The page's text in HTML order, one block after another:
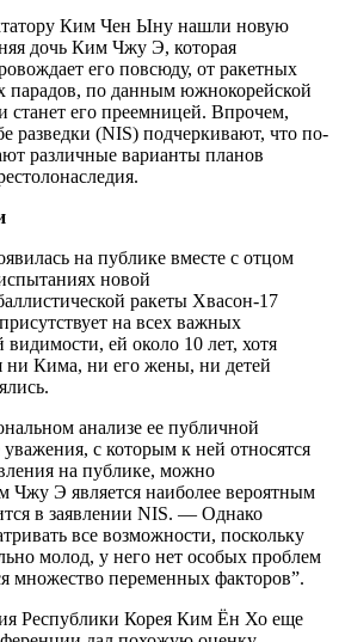
Ким Чен Ыну нашли новую
дочь Ким Чжу Э, которая
его повсюду, от ракетных
парадов, по данным южнокорейской
станет его преемницей. Впрочем,
разведки (NIS) подчеркивают, что по-
различные варианты планов
на публике вместе с отцом
новой
ракеты Хвасон-17
на всех важных
ей около 10 лет, хотя
ни Кима, ни его жены, ни детей
анализе ее публичной
уважения, с которым к ней относятся
на публике, можно
Чжу Э является наиболее вероятным
в заявлении NIS. — Однако
все возможности, поскольку
молод, у него нет особых проблем
множество переменных факторов”.
Республики Корея Ким Ён Хо еще